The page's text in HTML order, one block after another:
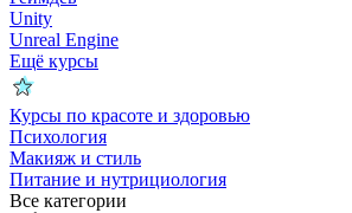
Unity
Unreal Engine
Ещё курсы
Курсы по красоте и здоровью
Психология
Макияж и стиль
Питание и нутрициология
Все категории